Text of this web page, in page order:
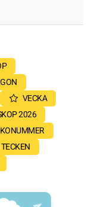
VECKA
2026